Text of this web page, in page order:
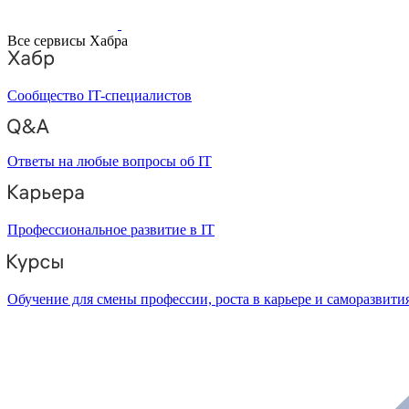
Все сервисы Хабра
Сообщество IT-специалистов
Ответы на любые вопросы об IT
Профессиональное развитие в IT
Обучение для смены профессии, роста в карьере и